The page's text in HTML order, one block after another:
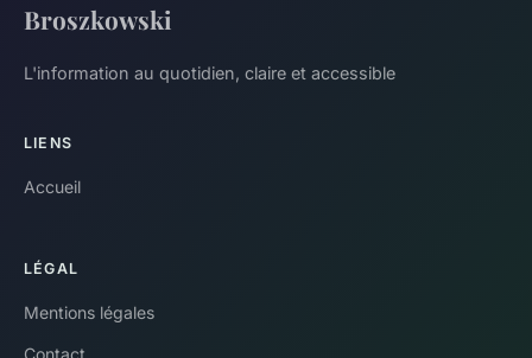
Broszkowski
L'information au quotidien, claire et accessible
LIENS
Accueil
LÉGAL
Mentions légales
Contact